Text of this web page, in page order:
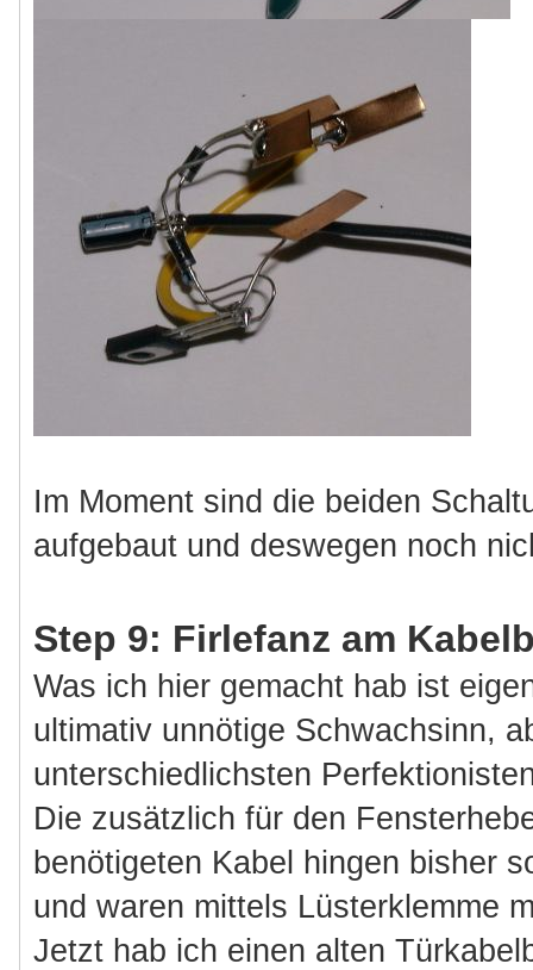
Im Moment sind die beiden
aufgebaut und deswegen noch
Step 9: Firlefanz am
Was ich hier gemacht hab ist
ultimativ unnötige Schwachsinn,
unterschiedlichsten
Die zusätzlich für den
benötigeten Kabel hingen bisher
und waren mittels Lüsterklemme
Jetzt hab ich einen alten